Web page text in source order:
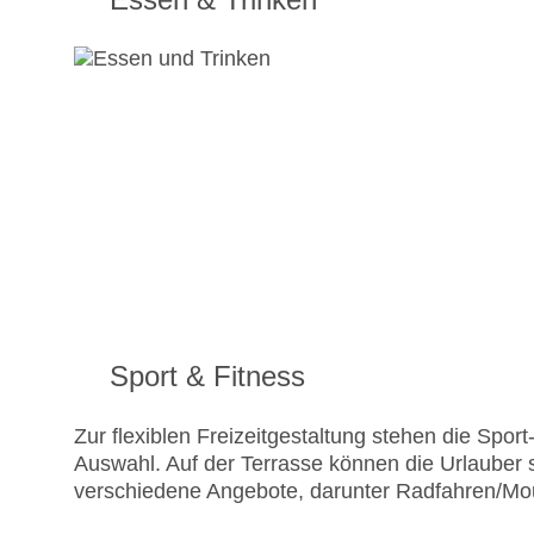
Sport & Fitness
Zur flexiblen Freizeitgestaltung stehen die
Auswahl. Auf der Terrasse können die
verschiedene Angebote, darunter Radfahren/